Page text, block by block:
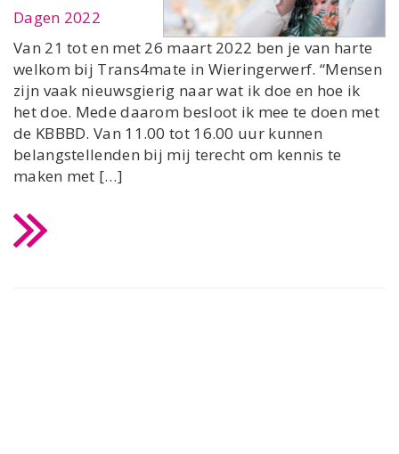
Dagen 2022
Van 21 tot en met 26 maart 2022 ben je van harte
welkom bij Trans4mate in Wieringerwerf. “Mensen
zijn vaak nieuwsgierig naar wat ik doe en hoe ik
het doe. Mede daarom besloot ik mee te doen met
de KBBBD. Van 11.00 tot 16.00 uur kunnen
belangstellenden bij mij terecht om kennis te
maken met […]